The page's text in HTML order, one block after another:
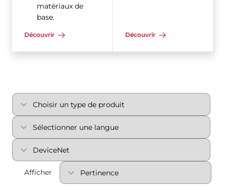
matériaux de
base.
Découvrir Découvrir
Afficher